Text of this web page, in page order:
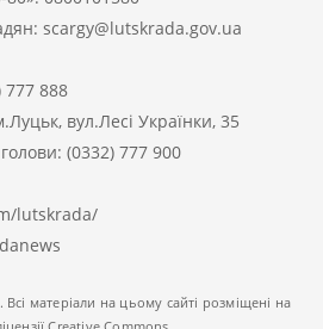
scargy@lutskrada.gov.ua
777 888
вул.Лесі Українки, 35
(0332) 777 900
lutskrada/
матеріали на цьому сайті розміщені на